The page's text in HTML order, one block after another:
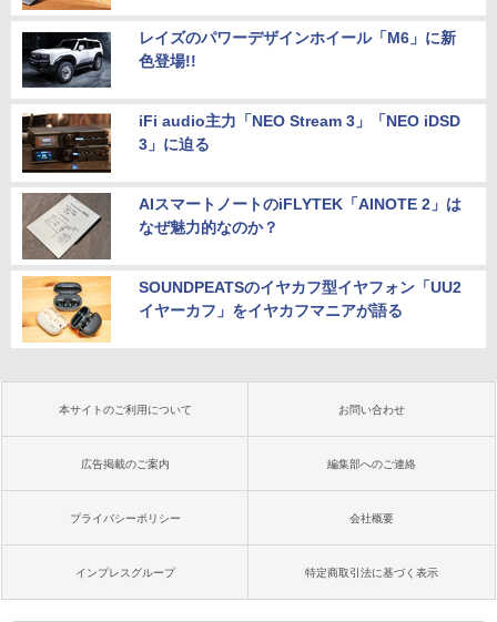
レイズのパワーデザインホイール「M6」に新
色登場!!
iFi audio主力「NEO Stream 3」「NEO iDSD
3」に迫る
AIスマートノートのiFLYTEK「AINOTE 2」は
なぜ魅力的なのか？
SOUNDPEATSのイヤカフ型イヤフォン「UU2
イヤーカフ」をイヤカフマニアが語る
本サイトのご利用について お問い合わせ
広告掲載のご案内 編集部へのご連絡
プライバシーポリシー 会社概要
インプレスグループ 特定商取引法に基づく表示